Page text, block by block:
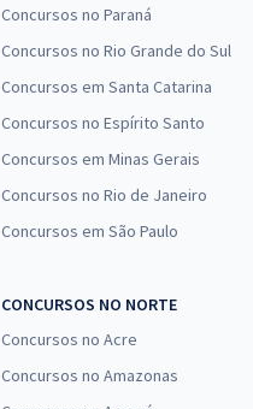
Concursos no Paraná
Concursos no Rio Grande do Sul
Concursos em Santa Catarina
Concursos no Espírito Santo
Concursos em Minas Gerais
Concursos no Rio de Janeiro
Concursos em São Paulo
CONCURSOS NO NORTE
Concursos no Acre
Concursos no Amazonas